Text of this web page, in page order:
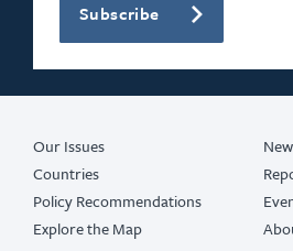
Subscribe
Our Issues
Countries
Policy Recommendations
Explore the Map